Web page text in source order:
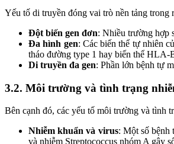
Yếu tố di truyền đóng vai trò nền tảng
Đột biến gen đơn: Nhiều trường hợp
Đa hình gen: Các biến thể tự nhiên
tháo đường type 1 hay biến thể HLA-
Di truyền đa gen: Phần lớn bệnh tự
3.2. Môi trường và tình trạng
Bên cạnh đó, các yếu tố môi trường và tình
Nhiễm khuẩn và virus: Một số bệnh
và nhiễm Streptococcus nhóm A gây